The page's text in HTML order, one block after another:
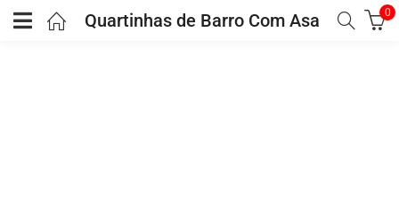
Quartinhas de Barro Com Asa 0